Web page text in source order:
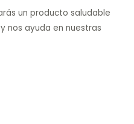
un producto saludable
nos ayuda en nuestras